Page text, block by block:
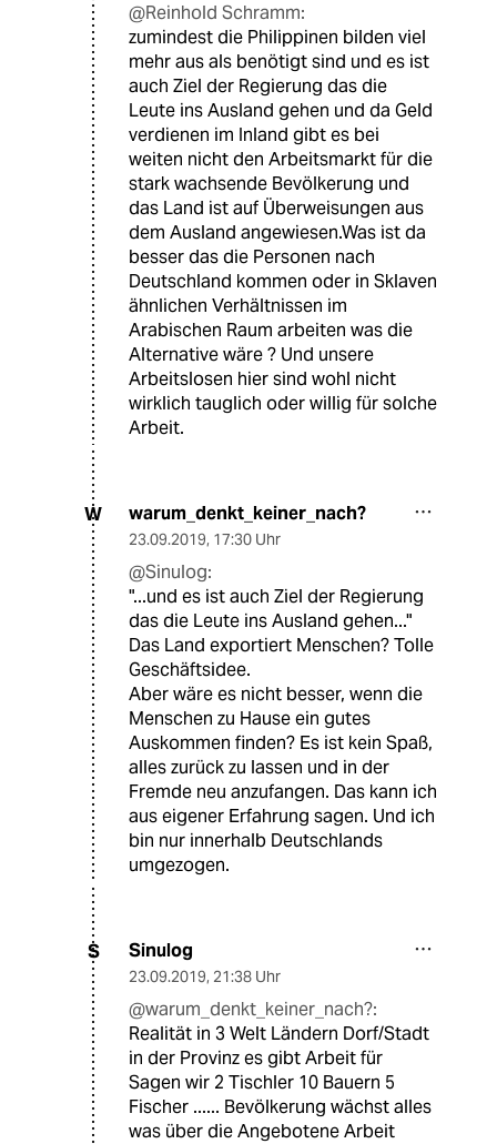
@Reinhold Schramm:
zumindest die Philippinen bilden viel
mehr aus als benötigt sind und es ist
auch Ziel der Regierung das die
Leute ins Ausland gehen und da Geld
verdienen im Inland gibt es bei
weiten nicht den Arbeitsmarkt für die
stark wachsende Bevölkerung und
das Land ist auf Überweisungen aus
dem Ausland angewiesen.Was ist da
besser das die Personen nach
Deutschland kommen oder in Sklaven
ähnlichen Verhältnissen im
Arabischen Raum arbeiten was die
Alternative wäre ? Und unsere
Arbeitslosen hier sind wohl nicht
wirklich tauglich oder willig für solche
Arbeit.
W warum_denkt_keiner_nach?
23.09.2019, 17:30 Uhr
@Sinulog:
"...und es ist auch Ziel der Regierung
das die Leute ins Ausland gehen..."
Das Land exportiert Menschen? Tolle
Geschäftsidee.
Aber wäre es nicht besser, wenn die
Menschen zu Hause ein gutes
Auskommen finden? Es ist kein Spaß,
alles zurück zu lassen und in der
Fremde neu anzufangen. Das kann ich
aus eigener Erfahrung sagen. Und ich
bin nur innerhalb Deutschlands
umgezogen.
S Sinulog
23.09.2019, 21:38 Uhr
@warum_denkt_keiner_nach?:
Realität in 3 Welt Ländern Dorf/Stadt
in der Provinz es gibt Arbeit für
Sagen wir 2 Tischler 10 Bauern 5
Fischer ...... Bevölkerung wächst alles
was über die Angebotene Arbeit